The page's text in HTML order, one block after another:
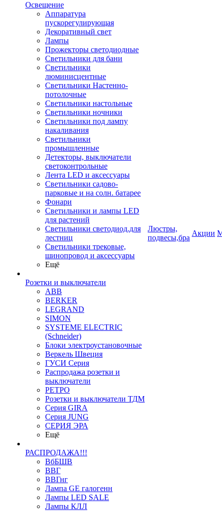
Освещение
Аппаратура
пускорегулирующая
Декоративный свет
Лампы
Прожекторы светодиодные
Светильники для бани
Светильники
люминисцентные
Светильники Настенно-
потолочные
Светильники настольные
Светильники ночники
Светильники под лампу
накаливания
Светильники
промышленные
Детекторы, выключатели
светоконтрольные
Лента LED и аксессуары
Светильники садово-
парковые и на солн. батарее
Фонари
Светильники и лампы LED
для растений
Светильники светодиод.для
лестниц
Светильники трековые,
шинопровод и аксессуары
Ещё
Розетки и выключатели
ABB
BERKER
LEGRAND
SIMON
SYSTEME ELECTRIC
(Schneider)
Блоки электроустановочные
Веркель Швеция
ГУСИ Серия
Распродажа розетки и
выключатели
РЕТРО
Розетки и выключатели ТДМ
Серия GIRA
Серия JUNG
СЕРИЯ ЭРА
Ещё
РАСПРОДАЖА!!!
ВбБШВ
ВВГ
ВВГнг
Лампа GE галогенн
Лампы LED SALE
Лампы КЛЛ
Люстры,
подвесы,бра
Акции